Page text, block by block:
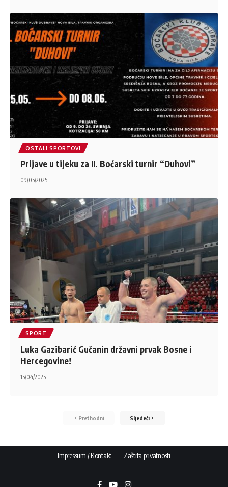
OSTALI SPORTOVI
Prijave u tijeku za II. Boćarski turnir “Duhovi”
09/05/2025
SPORT
Luka Gazibarić Gučanin državni prvak Bosne i
Hercegovine!
15/04/2025
Prethodni Sljedeći
Impressum / Kontakt Zaštita privatnosti